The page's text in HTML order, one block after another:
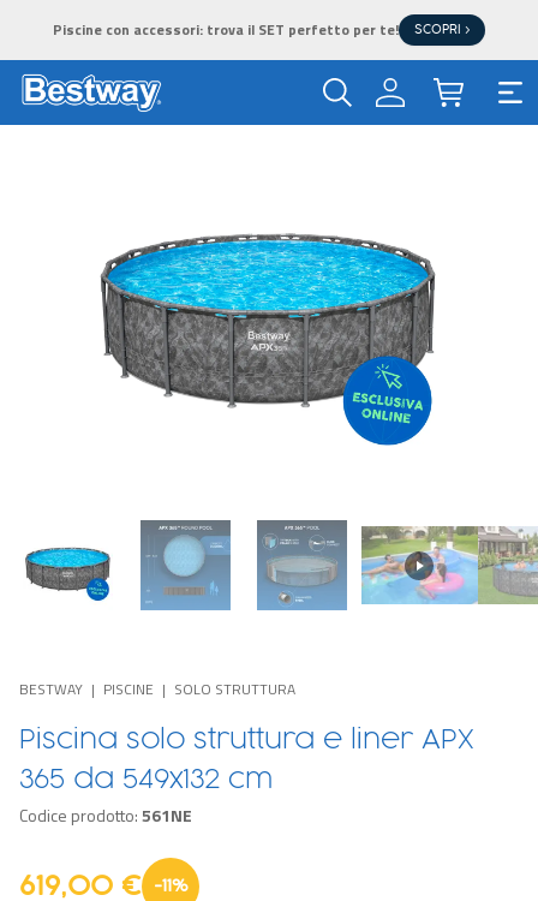
Piscine con accessori: trova il SET perfetto per te! SCOPRI >
BESTWAY PISCINE SOLO STRUTTURA
Piscina solo struttura e liner APX
365 da 549x132 cm
Codice prodotto:561NE
619,00 € -11%